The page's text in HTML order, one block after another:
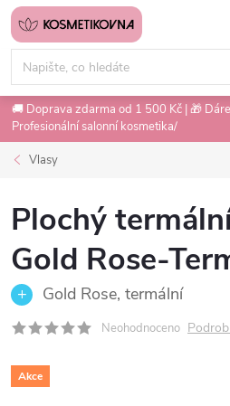
Přejít
obsah
🚚 Doprava zdarma od 1 500 Kč | 🎁
Profesionální salonní kosmetika/
Vlasy
Plochý
Gold Rose-
Gold Rose, termální
Neohodnoceno
Akce